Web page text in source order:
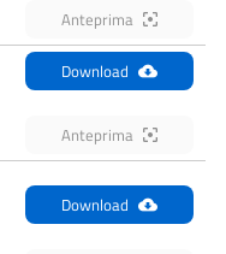
Anteprima
Download
Anteprima
Download